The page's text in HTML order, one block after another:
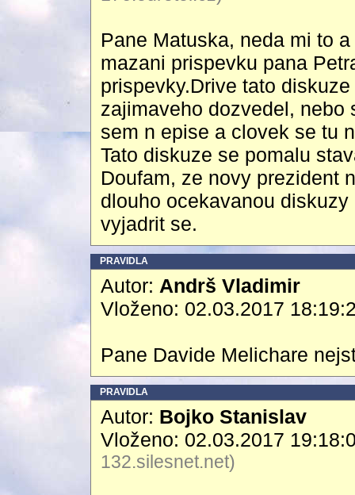
Pane Matuska, neda mi to
mazani prispevku pana
prispevky.Drive tato
zajimaveho dozvedel, nebo
sem n epise a clovek se tu
Tato diskuze se pomalu
Doufam, ze novy prezident
dlouho ocekavanou
vyjadrit se.
PRAVIDLA
Autor: Andrš Vladimir
Vloženo: 02.03.2017
Pane Davide Melichare
PRAVIDLA
Autor: Bojko Stanislav
Vloženo: 02.03.2017
132.silesnet.net)